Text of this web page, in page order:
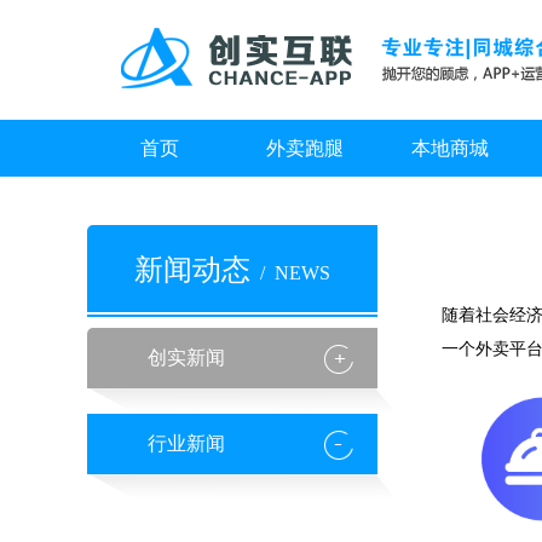
首页 外卖跑腿 本地商城
新闻动态 / NEWS
创实新闻
行业新闻
随着社会经
一个外卖平